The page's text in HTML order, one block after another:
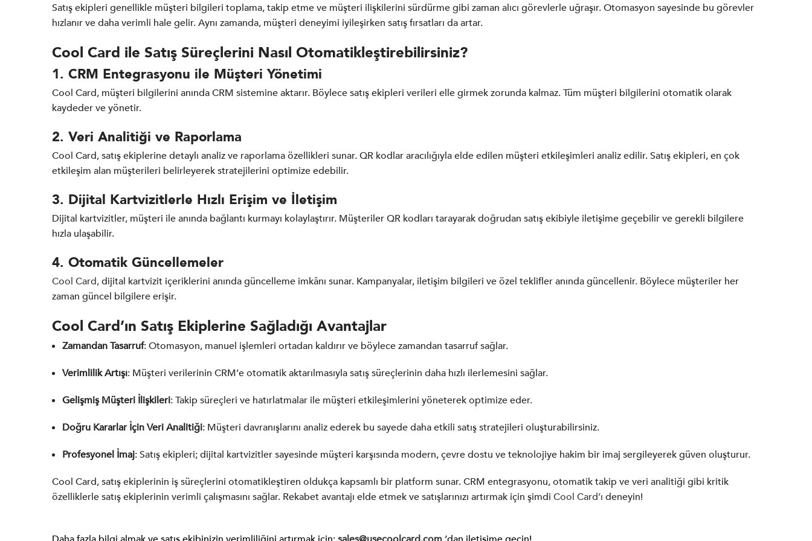
Satış ekipleri genellikle müşteri bilgileri toplama, takip etme ve müşteri ilişkilerini sürdürme gibi zaman alıcı görevlerle uğraşır. Otomasyon sayesinde bu görevler
hızlanır ve daha verimli hale gelir. Aynı zamanda, müşteri deneyimi iyileşirken satış fırsatları da artar.
Cool Card ile Satış Süreçlerini Nasıl Otomatikleştirebilirsiniz?
1. CRM Entegrasyonu ile Müşteri Yönetimi
Cool Card, müşteri bilgilerini anında CRM sistemine aktarır. Böylece satış ekipleri verileri elle girmek zorunda kalmaz. Tüm müşteri bilgilerini otomatik olarak
kaydeder ve yönetir.
2. Veri Analitiği ve Raporlama
Cool Card, satış ekiplerine detaylı analiz ve raporlama özellikleri sunar. QR kodlar aracılığıyla elde edilen müşteri etkileşimleri analiz edilir. Satış ekipleri, en çok
etkileşim alan müşterileri belirleyerek stratejilerini optimize edebilir.
3. Dijital Kartvizitlerle Hızlı Erişim ve İletişim
Dijital kartvizitler, müşteri ile anında bağlantı kurmayı kolaylaştırır. Müşteriler QR kodları tarayarak doğrudan satış ekibiyle iletişime geçebilir ve gerekli bilgilere
hızla ulaşabilir.
4. Otomatik Güncellemeler
Cool Card,dijital kartvizit içeriklerini anında güncelleme imkânı sunar. Kampanyalar, iletişim bilgileri ve özel teklifler anında güncellenir. Böylece müşteriler her
zaman güncel bilgilere erişir.
Cool Card’ın Satış Ekiplerine Sağladığı Avantajlar
Zamandan Tasarruf: Otomasyon, manuel işlemleri ortadan kaldırır ve böylece zamandan tasarruf sağlar.
Verimlilik Artışı: Müşteri verilerinin CRM’e otomatik aktarılmasıyla satış süreçlerinin daha hızlı ilerlemesini sağlar.
Gelişmiş Müşteri İlişkileri: Takip süreçleri ve hatırlatmalar ile müşteri etkileşimlerini yöneterek optimize eder.
Doğru Kararlar İçin Veri Analitiği: Müşteri davranışlarını analiz ederek bu sayede daha etkili satış stratejileri oluşturabilirsiniz.
Profesyonel İmaj: Satış ekipleri; dijital kartvizitler sayesinde müşteri karşısında modern, çevre dostu ve teknolojiye hakim bir imaj sergileyerek güven oluşturur.
Cool Card, satış ekiplerinin iş süreçlerini otomatikleştiren oldukça kapsamlı bir platform sunar. CRM entegrasyonu, otomatik takip ve veri analitiği gibi kritik
özelliklerle satış ekiplerinin verimli çalışmasını sağlar. Rekabet avantajı elde etmek ve satışlarınızı artırmak için şimdi Cool Card’ı deneyin!